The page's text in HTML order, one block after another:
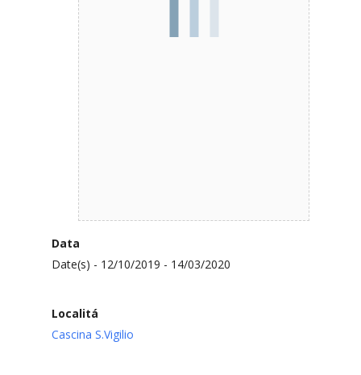
Data
Date(s) - 12/10/2019 - 14/03/2020
Localitá
Cascina S.Vigilio